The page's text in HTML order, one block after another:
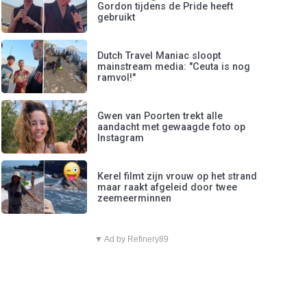
Gordon tijdens de Pride heeft
gebruikt
Dutch Travel Maniac sloopt
mainstream media: "Ceuta is nog
ramvol!"
Gwen van Poorten trekt alle
aandacht met gewaagde foto op
Instagram
Kerel filmt zijn vrouw op het strand
maar raakt afgeleid door twee
zeemeerminnen
▼ Ad by Refinery89